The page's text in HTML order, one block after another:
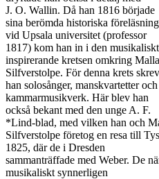
J. O. Wallin. Då han 1816 började
sina berömda historiska
vid Upsala universitet (professor
1817) kom han in i den musikaliskt
inspirerande kretsen omkring Malla
Silfverstolpe. För denna krets skrev
han solosånger, manskvartetter och
kammarmusikverk. Här blev han
också bekant med den unge A. F.
*Lind-blad, med vilken han och
Silfverstolpe företog en resa till
1825, där de i Dresden
sammanträffade med Weber. De
musikaliskt synnerligen